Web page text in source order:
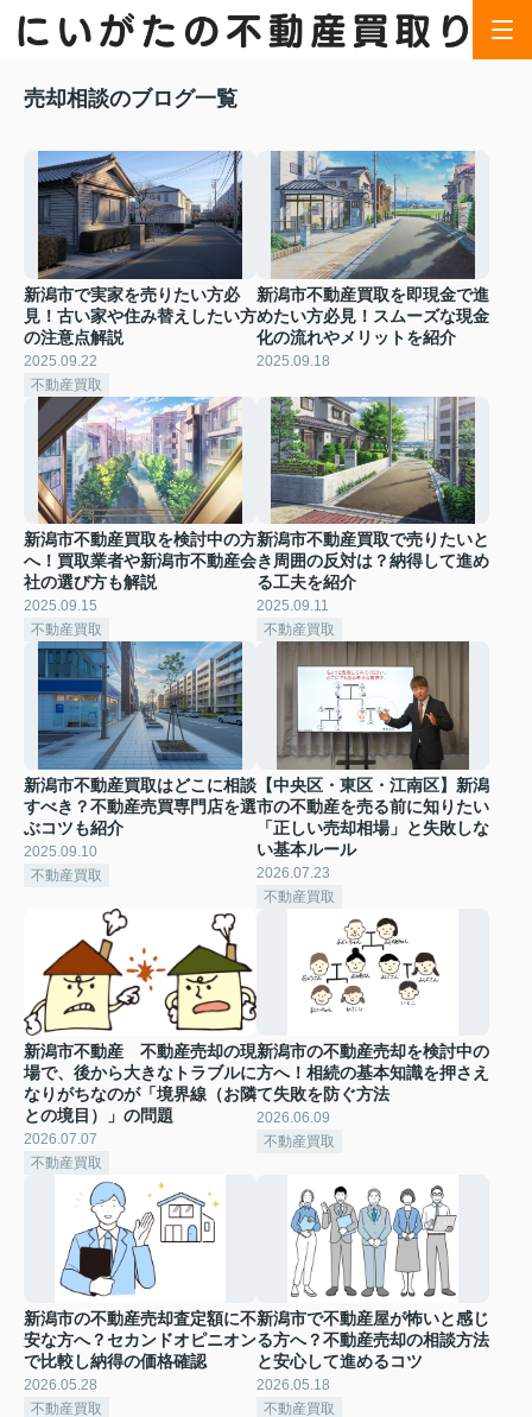
売却相談のブログ一覧
新潟市で実家を売りたい方必
見！古い家や住み替えしたい方
の注意点解説
2025.09.22
不動産買取
新潟市不動産買取を即現金で進
めたい方必見！スムーズな現金
化の流れやメリットを紹介
2025.09.18
新潟市不動産買取を検討中の方
へ！買取業者や新潟市不動産会
社の選び方も解説
2025.09.15
不動産買取
新潟市不動産買取で売りたいと
き周囲の反対は？納得して進め
る工夫を紹介
2025.09.11
不動産買取
新潟市不動産買取はどこに相談
すべき？不動産売買専門店を選
ぶコツも紹介
2025.09.10
不動産買取
【中央区・東区・江南区】新潟
市の不動産を売る前に知りたい
「正しい売却相場」と失敗しな
い基本ルール
2026.07.23
不動産買取
新潟市不動産 不動産売却の現
場で、後から大きなトラブルに
なりがちなのが「境界線（お隣
との境目）」の問題
2026.07.07
不動産買取
新潟市の不動産売却を検討中の
方へ！相続の基本知識を押さえ
て失敗を防ぐ方法
2026.06.09
不動産買取
新潟市の不動産売却査定額に不
安な方へ？セカンドオピニオン
で比較し納得の価格確認
2026.05.28
不動産買取
新潟市で不動産屋が怖いと感じ
る方へ？不動産売却の相談方法
と安心して進めるコツ
2026.05.18
不動産買取